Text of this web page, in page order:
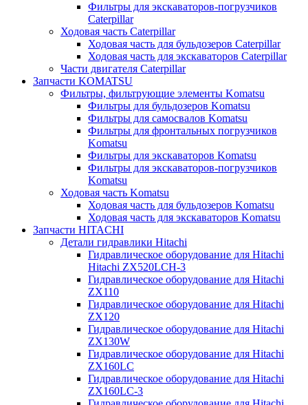
Фильтры для экскаваторов-погрузчиков
Caterpillar
Ходовая часть Caterpillar
Ходовая часть для бульдозеров Caterpillar
Ходовая часть для экскаваторов Caterpillar
Части двигателя Caterpillar
Запчасти KOMATSU
Фильтры, фильтрующие элементы Komatsu
Фильтры для бульдозеров Komatsu
Фильтры для самосвалов Komatsu
Фильтры для фронтальных погрузчиков
Komatsu
Фильтры для экскаваторов Komatsu
Фильтры для экскаваторов-погрузчиков
Komatsu
Ходовая часть Komatsu
Ходовая часть для бульдозеров Komatsu
Ходовая часть для экскаваторов Komatsu
Запчасти HITACHI
Детали гидравлики Hitachi
Гидравлическое оборудование для Hitachi
Hitachi ZX520LCH-3
Гидравлическое оборудование для Hitachi
ZX110
Гидравлическое оборудование для Hitachi
ZX120
Гидравлическое оборудование для Hitachi
ZX130W
Гидравлическое оборудование для Hitachi
ZX160LC
Гидравлическое оборудование для Hitachi
ZX160LC-3